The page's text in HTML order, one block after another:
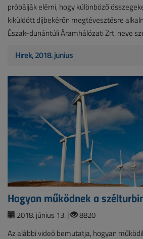
próbálják elérni, hogy különböző
kiküldött díjbekérőn megtévesztésre
Észak-dunántúli Áramhálózati Zrt. neve
Hírek, 2018. június
Hogyan működnek a
2018. június 13. |
8820
Az alábbi videó bemutatja, hogyan